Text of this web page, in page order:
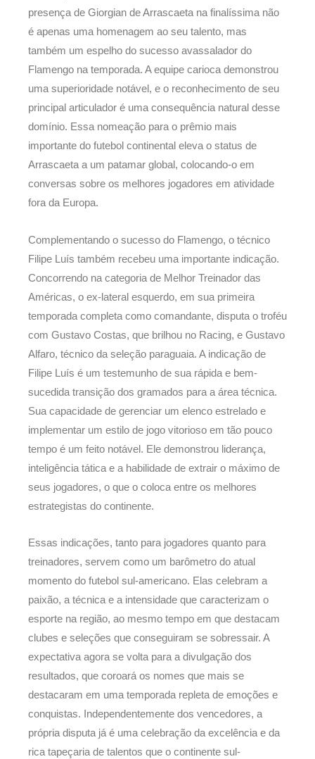
presença de Giorgian de Arrascaeta na finalíssima não
é apenas uma homenagem ao seu talento, mas
também um espelho do sucesso avassalador do
Flamengo na temporada. A equipe carioca demonstrou
uma superioridade notável, e o reconhecimento de seu
principal articulador é uma consequência natural desse
domínio. Essa nomeação para o prêmio mais
importante do futebol continental eleva o status de
Arrascaeta a um patamar global, colocando-o em
conversas sobre os melhores jogadores em atividade
fora da Europa.
Complementando o sucesso do Flamengo, o técnico
Filipe Luís também recebeu uma importante indicação.
Concorrendo na categoria de Melhor Treinador das
Américas, o ex-lateral esquerdo, em sua primeira
temporada completa como comandante, disputa o troféu
com Gustavo Costas, que brilhou no Racing, e Gustavo
Alfaro, técnico da seleção paraguaia. A indicação de
Filipe Luís é um testemunho de sua rápida e bem-
sucedida transição dos gramados para a área técnica.
Sua capacidade de gerenciar um elenco estrelado e
implementar um estilo de jogo vitorioso em tão pouco
tempo é um feito notável. Ele demonstrou liderança,
inteligência tática e a habilidade de extrair o máximo de
seus jogadores, o que o coloca entre os melhores
estrategistas do continente.
Essas indicações, tanto para jogadores quanto para
treinadores, servem como um barômetro do atual
momento do futebol sul-americano. Elas celebram a
paixão, a técnica e a intensidade que caracterizam o
esporte na região, ao mesmo tempo em que destacam
clubes e seleções que conseguiram se sobressair. A
expectativa agora se volta para a divulgação dos
resultados, que coroará os nomes que mais se
destacaram em uma temporada repleta de emoções e
conquistas. Independentemente dos vencedores, a
própria disputa já é uma celebração da excelência e da
rica tapeçaria de talentos que o continente sul-